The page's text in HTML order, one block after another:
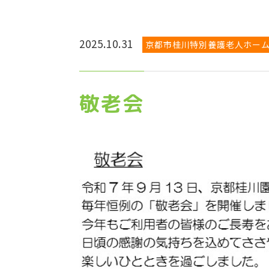
2025.10.31 京都市桂川特別養護老人ホー
敬老会